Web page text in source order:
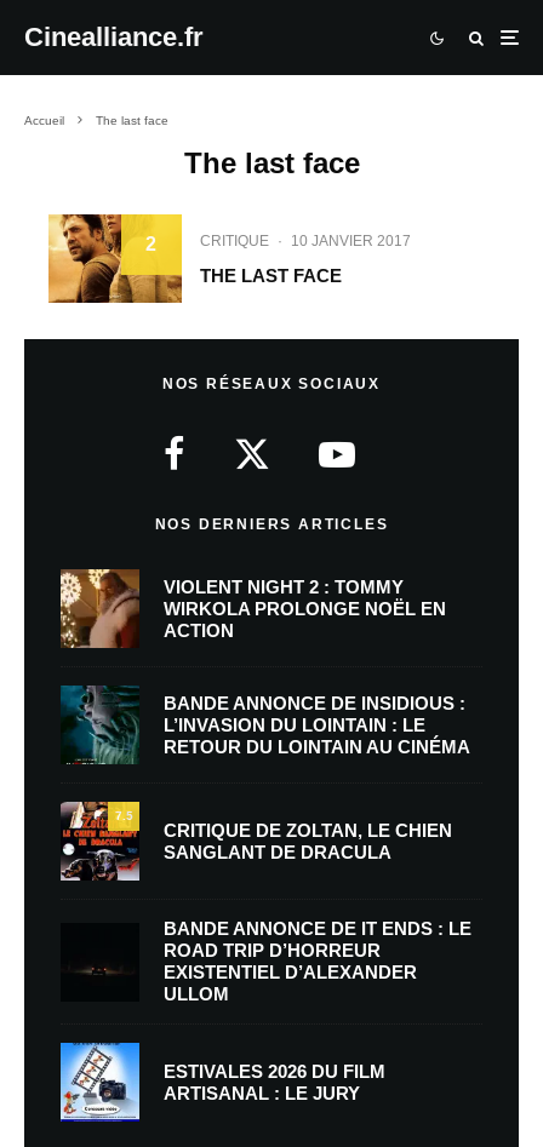
Cinealliance.fr
Accueil The last face
The last face
2 CRITIQUE · 10 JANVIER 2017
THE LAST FACE
NOS RÉSEAUX SOCIAUX
NOS DERNIERS ARTICLES
VIOLENT NIGHT 2 : TOMMY
WIRKOLA PROLONGE NOËL EN
ACTION
BANDE ANNONCE DE INSIDIOUS :
L’INVASION DU LOINTAIN : LE
RETOUR DU LOINTAIN AU CINÉMA
7.5
CRITIQUE DE ZOLTAN, LE CHIEN
SANGLANT DE DRACULA
BANDE ANNONCE DE IT ENDS : LE
ROAD TRIP D’HORREUR
EXISTENTIEL D’ALEXANDER
ULLOM
ESTIVALES 2026 DU FILM
ARTISANAL : LE JURY